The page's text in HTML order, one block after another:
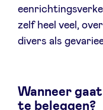
zelf heel veel,
divers als
Wanneer
te beleggen?